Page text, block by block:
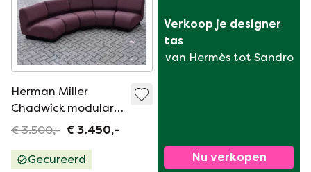
Herman Miller
Chadwick modular
sofa
€ 3.500,- € 3.450,-
Gecureerd
Verkoop je designer
tas
van Hermès tot Sandro
Nu verkopen